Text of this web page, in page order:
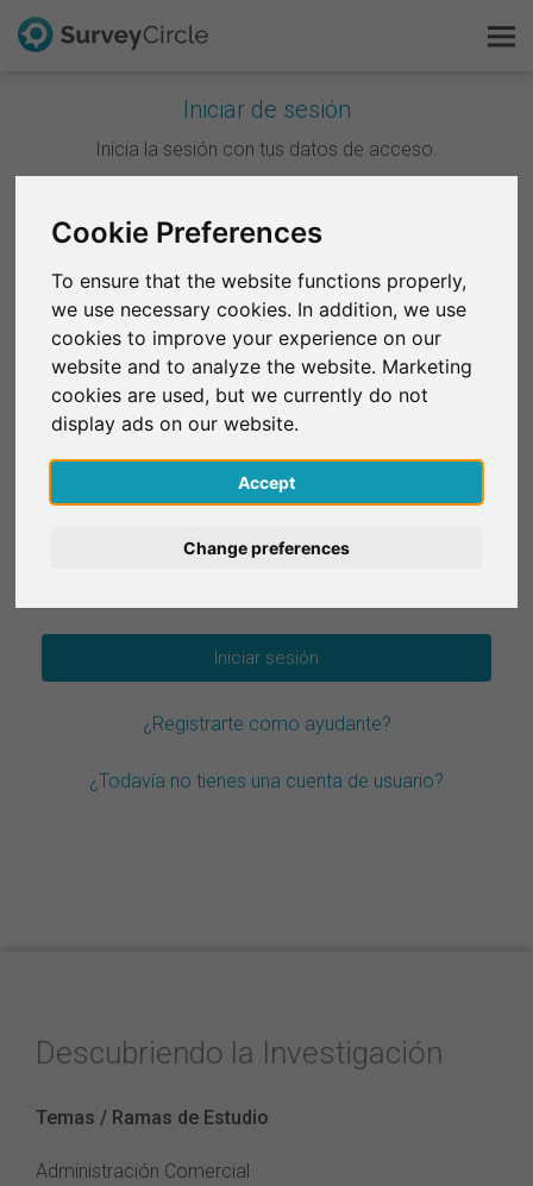
Cookie Preferences
To ensure that the website functions properly,
we use necessary cookies. In addition, we use
cookies to improve your experience on our
website and to analyze the website. Marketing
cookies are used, but we currently do not
display ads on our website.
Accept
Change preferences
Iniciar de sesión
Inicia la sesión con tus datos de acceso.
Continuar con Google
Continuar con Facebook
O
Correo electrónico*
Contraseña*
¿Registrarte como ayudante?
¿Todavía no tienes una cuenta de usuario?
Descubriendo la Investigación
Temas / Ramas de Estudio
Administración Comercial
Esto es SurveyCircle
FAQ
Regístrate gratis
English
Deutsch
Italiano